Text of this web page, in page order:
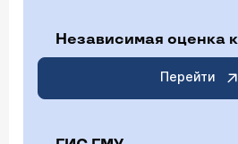
Независимая оценка
Перейти